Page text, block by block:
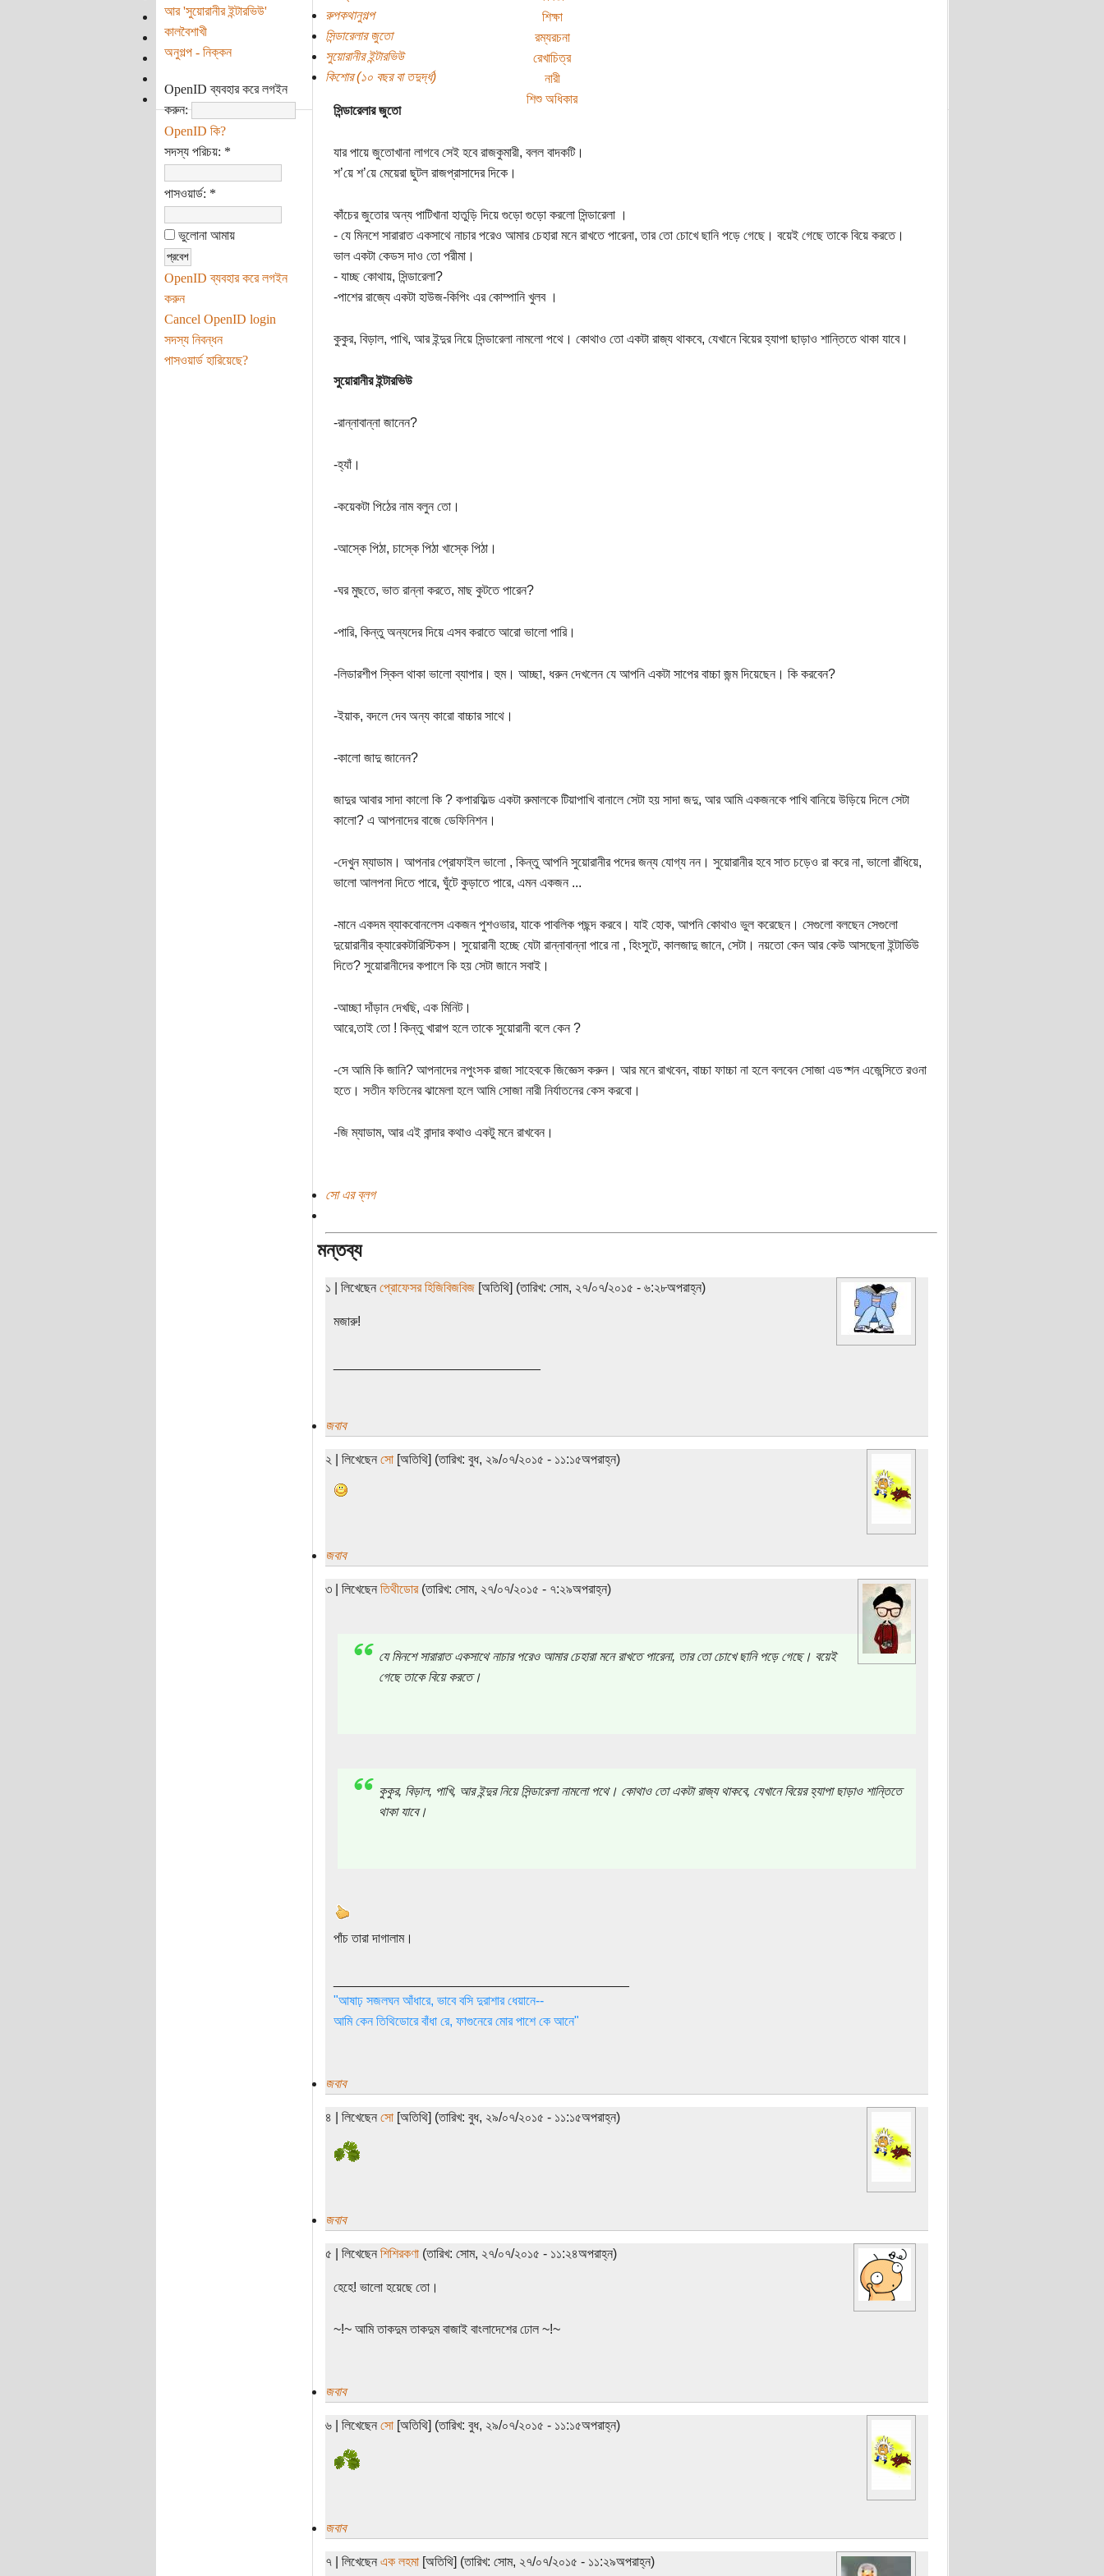
শিক্ষা
রম্যরচনা
রেখাচিত্র
নারী
শিশু অধিকার
আর 'সুয়োরানীর ইন্টারভিউ'
কালবৈশাখী
অনুগল্প - নিক্কন
OpenID ব্যবহার করে লগইন
করুন:
OpenID কি?
সদস্য পরিচয়: *
পাসওয়ার্ড: *
ভুলোনা আমায়
OpenID ব্যবহার করে লগইন
করুন
Cancel OpenID login
সদস্য নিবন্ধন
পাসওয়ার্ড হারিয়েছে?
রুপকথানুগল্প
সিন্ডারেলার জুতো
সুয়োরানীর ইন্টারভিউ
কিশোর (১০ বছর বা তদুর্দ্ধ)
সিন্ডারেলার জুতো
যার পায়ে জুতোখানা লাগবে সেই হবে রাজকুমারী, বলল বাদকটি।
শ’য়ে শ’য়ে মেয়েরা ছুটল রাজপ্রাসাদের দিকে।
কাঁচের জুতোর অন্য পাটিখানা হাতুড়ি দিয়ে গুড়ো গুড়ো করলো সিন্ডারেলা ।
- যে মিনশে সারারাত একসাথে নাচার পরেও আমার চেহারা মনে রাখতে পারেনা, তার তো চোখে ছানি পড়ে গেছে। বয়েই গেছে তাকে বিয়ে করতে।
ভাল একটা কেডস দাও তো পরীমা।
- যাচ্ছ কোথায়, সিন্ডারেলা?
-পাশের রাজ্যে একটা হাউজ-কিপিং এর কোম্পানি খুলব ।
কুকুর, বিড়াল, পাখি, আর ইন্দুর নিয়ে সিন্ডারেলা নামলো পথে। কোথাও তো একটা রাজ্য থাকবে, যেখানে বিয়ের হ্যাপা ছাড়াও শান্তিতে থাকা যাবে।
সুয়োরানীর ইন্টারভিউ
-রান্নাবান্না জানেন?
-হ্যাঁ।
-কয়েকটা পিঠের নাম বলুন তো।
-আস্কে পিঠা, চাস্কে পিঠা খাস্কে পিঠা।
-ঘর মুছতে, ভাত রান্না করতে, মাছ কুটতে পারেন?
-পারি, কিন্তু অন্যদের দিয়ে এসব করাতে আরো ভালো পারি।
-লিডারশীপ স্কিল থাকা ভালো ব্যাপার। হুম। আচ্ছা, ধরুন দেখলেন যে আপনি একটা সাপের বাচ্চা জন্ম দিয়েছেন। কি করবেন?
-ইয়াক, বদলে দেব অন্য কারো বাচ্চার সাথে।
-কালো জাদু জানেন?
জাদুর আবার সাদা কালো কি ? কপারফিল্ড একটা রুমালকে টিয়াপাখি বানালে সেটা হয় সাদা জদু, আর আমি একজনকে পাখি বানিয়ে উড়িয়ে দিলে সেটা
কালো? এ আপনাদের বাজে ডেফিনিশন।
-দেখুন ম্যাডাম। আপনার প্রোফাইল ভালো , কিন্তু আপনি সুয়োরানীর পদের জন্য যোগ্য নন। সুয়োরানীর হবে সাত চড়েও রা করে না, ভালো রাঁধিয়ে,
ভালো আলপনা দিতে পারে, ঘুঁটে কুড়াতে পারে, এমন একজন ...
-মানে একদম ব্যাকবোনলেস একজন পুশওভার, যাকে পাবলিক পছন্দ করবে। যাই হোক, আপনি কোথাও ভুল করেছেন। সেগুলো বলছেন সেগুলো
দুয়োরানীর ক্যারেকটারিস্টিকস। সুয়োরানী হচ্ছে যেটা রান্নাবান্না পারে না , হিংসুটে, কালজাদু জানে, সেটা। নয়তো কেন আর কেউ আসছেনা ইন্টার্ভিউ
দিতে? সুয়োরানীদের কপালে কি হয় সেটা জানে সবাই।
-আচ্ছা দাঁড়ান দেখছি, এক মিনিট।
আরে,তাই তো ! কিন্তু খারাপ হলে তাকে সুয়োরানী বলে কেন ?
-সে আমি কি জানি? আপনাদের নপুংসক রাজা সাহেবকে জিজ্ঞেস করুন। আর মনে রাখবেন, বাচ্চা ফাচ্চা না হলে বলবেন সোজা এডপ্শন এজেন্সিতে রওনা
হতে। সতীন ফতিনের ঝামেলা হলে আমি সোজা নারী নির্যাতনের কেস করবো।
-জি ম্যাডাম, আর এই বান্দার কথাও একটু মনে রাখবেন।
সো এর ব্লগ
মন্তব্য
১ | লিখেছেন প্রোফেসর হিজিবিজবিজ[অতিথি] (তারিখ: সোম, ২৭/০৭/২০১৫ - ৬:২৮অপরাহ্ন)
মজারু!
জবাব
২ | লিখেছেন সো[অতিথি] (তারিখ: বুধ, ২৯/০৭/২০১৫ - ১১:১৫অপরাহ্ন)
জবাব
৩ | লিখেছেন তিথীডোর(তারিখ: সোম, ২৭/০৭/২০১৫ - ৭:২৯অপরাহ্ন)
যে মিনশে সারারাত একসাথে নাচার পরেও আমার চেহারা মনে রাখতে পারেনা, তার তো চোখে ছানি পড়ে গেছে। বয়েই
গেছে তাকে বিয়ে করতে।
কুকুর, বিড়াল, পাখি, আর ইন্দুর নিয়ে সিন্ডারেলা নামলো পথে। কোথাও তো একটা রাজ্য থাকবে, যেখানে বিয়ের হ্যাপা ছাড়াও শান্তিতে
থাকা যাবে।
পাঁচ তারা দাগালাম।
"আষাঢ় সজলঘন আঁধারে, ভাবে বসি দুরাশার ধেয়ানে--
আমি কেন তিথিডোরে বাঁধা রে, ফাগুনেরে মোর পাশে কে আনে"
জবাব
৪ | লিখেছেন সো[অতিথি] (তারিখ: বুধ, ২৯/০৭/২০১৫ - ১১:১৫অপরাহ্ন)
জবাব
৫ | লিখেছেন শিশিরকণা(তারিখ: সোম, ২৭/০৭/২০১৫ - ১১:২৪অপরাহ্ন)
হেহে! ভালো হয়েছে তো।
~!~ আমি তাকদুম তাকদুম বাজাই বাংলাদেশের ঢোল ~!~
জবাব
৬ | লিখেছেন সো[অতিথি] (তারিখ: বুধ, ২৯/০৭/২০১৫ - ১১:১৫অপরাহ্ন)
জবাব
৭ | লিখেছেন এক লহমা[অতিথি] (তারিখ: সোম, ২৭/০৭/২০১৫ - ১১:২৯অপরাহ্ন)